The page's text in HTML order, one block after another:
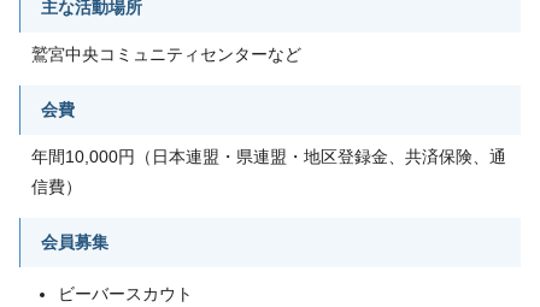
主な活動場所
鷲宮中央コミュニティセンターなど
会費
年間10,000円（日本連盟・県連盟・地区登録金、共済保険、通
信費）
会員募集
ビーバースカウト